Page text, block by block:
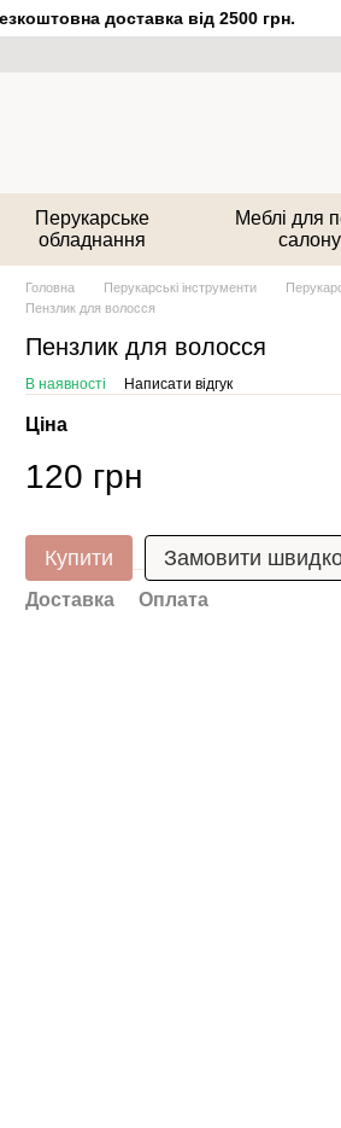
доставка від 2500 грн.
Перукарське
обладнання
Меблі для
Головна Перукарські інструменти
Пензлик для волосся
Пензлик для волосся
В наявності Написати відгук
Ціна
120 грн
Купити Замовити
Доставка Оплата